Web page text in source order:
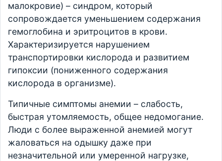
малокровие) – синдром, который
сопровождается уменьшением содержания
гемоглобина и эритроцитов в крови.
Характеризируется нарушением
транспортировки кислорода и развитием
гипоксии (пониженного содержания
кислорода в организме).
Типичные симптомы анемии – слабость,
быстрая утомляемость, общее недомогание.
Люди с более выраженной анемией могут
жаловаться на одышку даже при
незначительной или умеренной нагрузке,